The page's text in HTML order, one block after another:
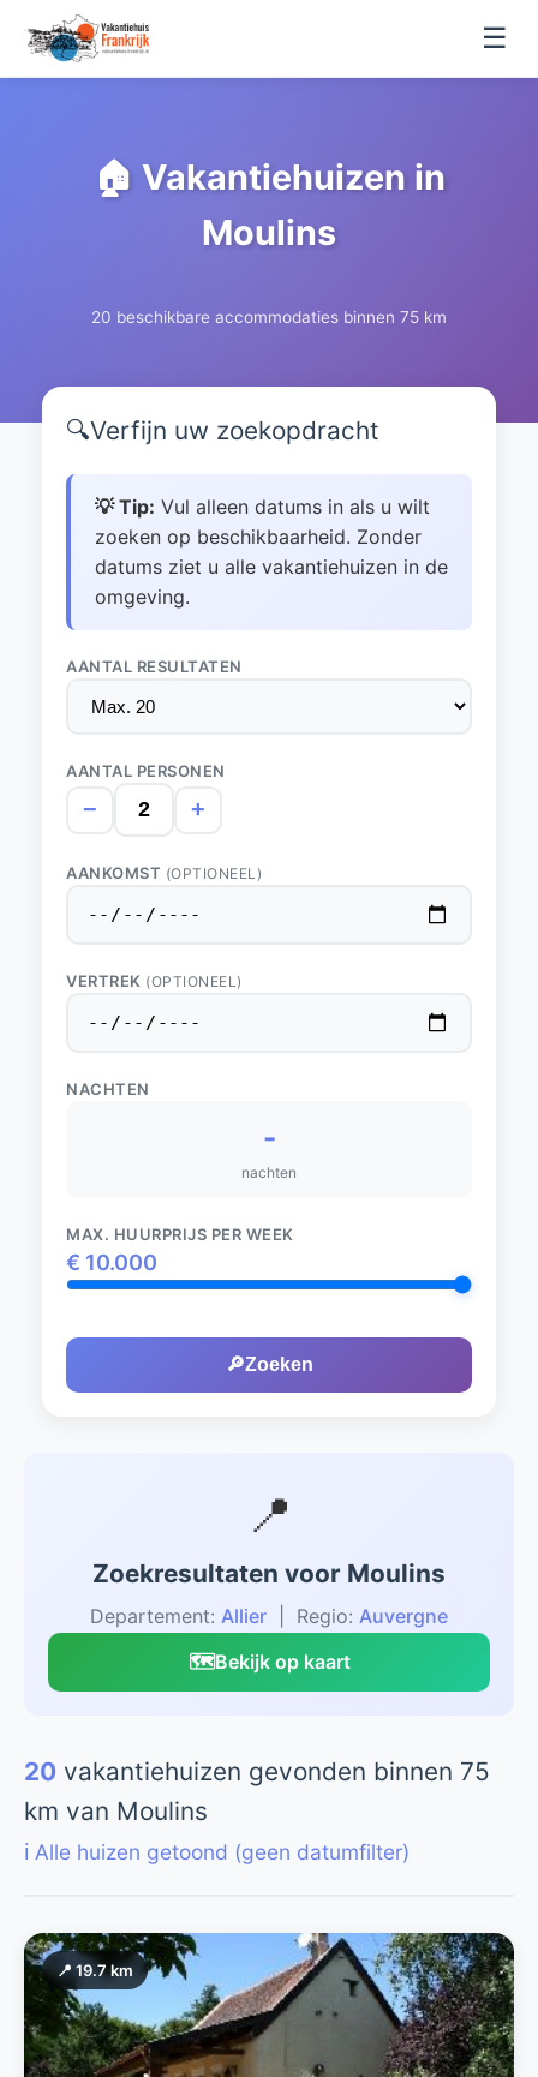
☰
🏠 Vakantiehuizen in
Moulins
20 beschikbare accommodaties binnen 75 km
🔍Verfijn uw zoekopdracht
💡 Tip: Vul alleen datums in als u wilt
zoeken op beschikbaarheid. Zonder
datums ziet u alle vakantiehuizen in de
omgeving.
AANTAL RESULTATEN
AANTAL PERSONEN
− +
AANKOMST (OPTIONEEL)
VERTREK (OPTIONEEL)
NACHTEN
-
nachten
MAX. HUURPRIJS PER WEEK
€ 10.000
🔎Zoeken
📍
Zoekresultaten voor Moulins
Departement: Allier | Regio: Auvergne
🗺️Bekijk op kaart
20 vakantiehuizen gevonden binnen 75
km van Moulins
ℹ️ Alle huizen getoond (geen datumfilter)
📍 19.7 km